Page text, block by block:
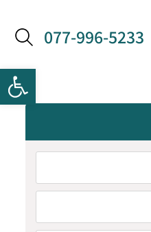
077-996-5233